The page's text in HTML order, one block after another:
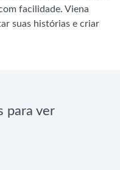
facilidade. Viena
suas histórias e criar
para ver